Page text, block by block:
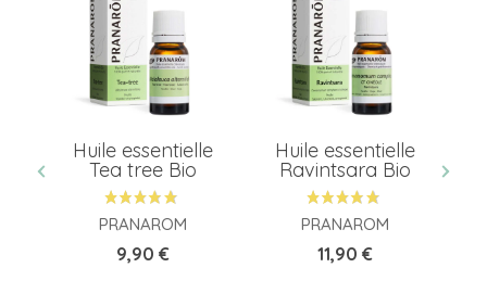
Huile essentielle
Tea tree Bio
PRANAROM
Prix
9,90 €
Huile essentielle
Ravintsara Bio
PRANAROM
Prix
11,90 €